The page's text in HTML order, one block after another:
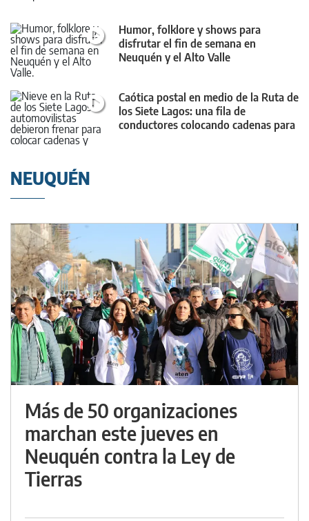
Humor, folklore y shows para
disfrutar el fin de semana en
Neuquén y el Alto Valle
Caótica postal en medio de la Ruta de
los Siete Lagos: una fila de
conductores colocando cadenas para
NEUQUÉN
Más de 50 organizaciones
marchan este jueves en
Neuquén contra la Ley de
Tierras